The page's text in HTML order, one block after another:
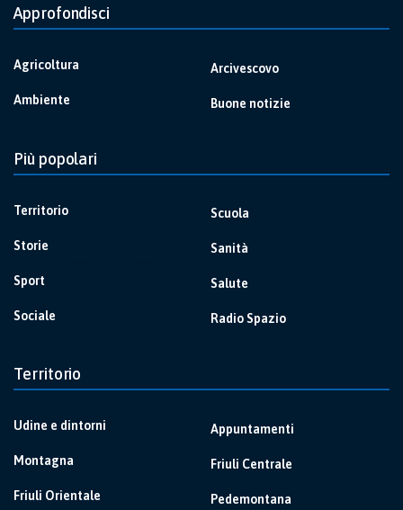
Approfondisci
Agricoltura
Ambiente
Arcivescovo
Buone notizie
Più popolari
Territorio
Storie
Sport
Sociale
Scuola
Sanità
Salute
Radio Spazio
Territorio
Udine e dintorni
Montagna
Friuli Orientale
Appuntamenti
Friuli Centrale
Pedemontana